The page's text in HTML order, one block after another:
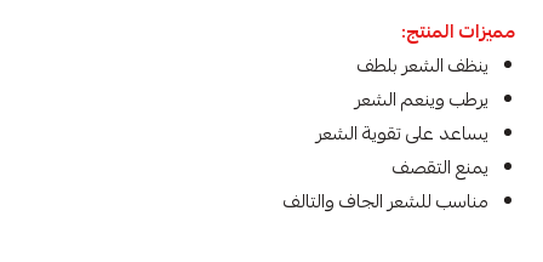
مميزات المنتج:
ينظف الشعر بلطف
يرطب وينعم الشعر
يساعد على تقوية الشعر
يمنع التقصف
مناسب للشعر الجاف والتالف